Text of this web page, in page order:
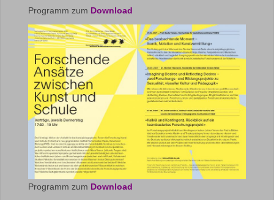
Programm zum Download
Programm zum Download